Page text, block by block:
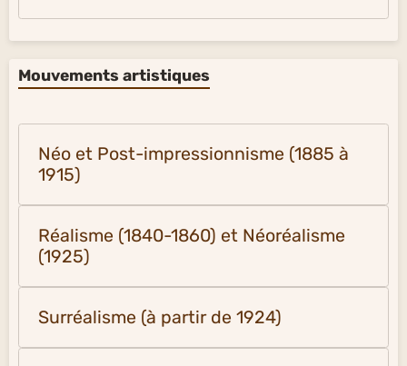
Mouvements artistiques
Néo et Post-impressionnisme (1885 à
1915)
Réalisme (1840-1860) et Néoréalisme
(1925)
Surréalisme (à partir de 1924)